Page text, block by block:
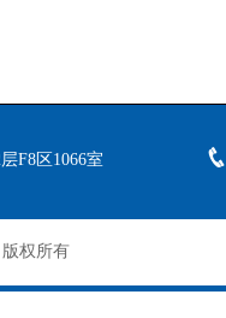
F8区1066室
权所有